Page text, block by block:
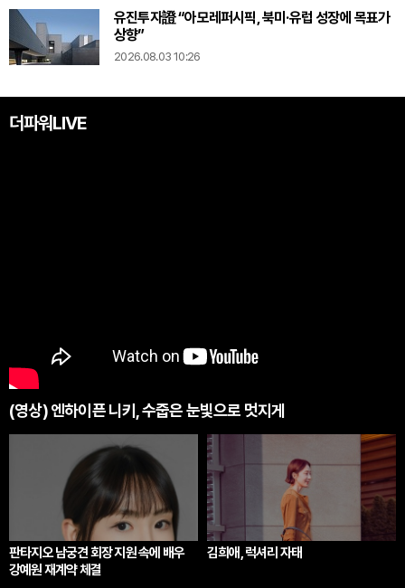
유진투자證 “아모레퍼시픽, 북미·유럽 성장에 목표가
상향”
2026.08.03 10:26
더파워LIVE
(영상) 엔하이픈 니키, 수줍은 눈빛으로 멋지게
판타지오 남궁견 회장 지원 속에 배우
강예원 재계약 체결
김희애, 럭셔리 자태